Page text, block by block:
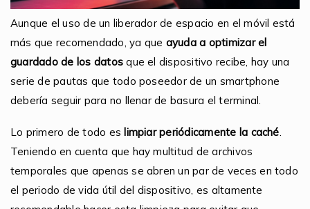
Aunque el uso de un liberador de espacio en el móvil está
más que recomendado, ya que ayuda a optimizar el
guardado de los datos que el dispositivo recibe, hay una
serie de pautas que todo poseedor de un smartphone
debería seguir para no llenar de basura el terminal.
Lo primero de todo es limpiar periódicamente la caché
Teniendo en cuenta que hay multitud de archivos
temporales que apenas se abren un par de veces en todo
el periodo de vida útil del dispositivo, es altamente